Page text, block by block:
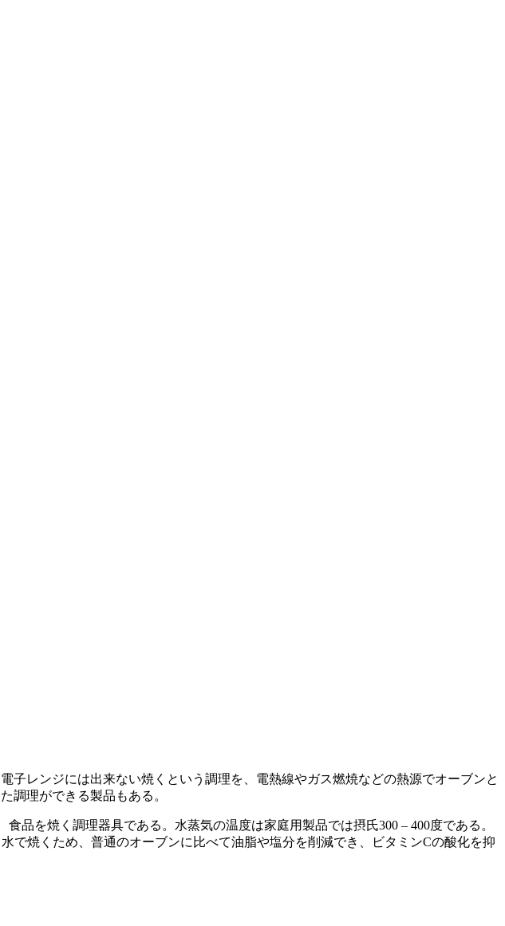
レンジには出来ない焼くという調理を、電熱線やガス燃焼などの熱源でオーブンと
調理ができる製品もある。
品を焼く調理器具である。水蒸気の温度は家庭用製品では摂氏300 – 400度である。
で焼くため、普通のオーブンに比べて油脂や塩分を削減でき、ビタミンCの酸化を抑